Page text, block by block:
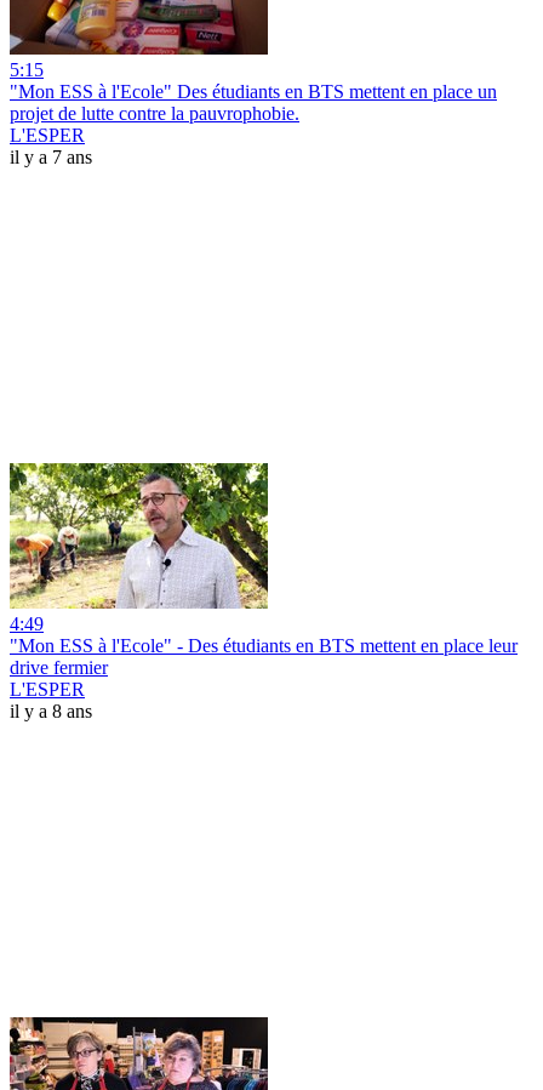
5:15
"Mon ESS à l'Ecole" Des étudiants en BTS mettent en place un
projet de lutte contre la pauvrophobie.
L'ESPER
il y a 7 ans
4:49
"Mon ESS à l'Ecole" - Des étudiants en BTS mettent en place leur
drive fermier
L'ESPER
il y a 8 ans